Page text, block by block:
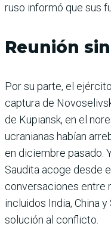
ruso informó que sus
Reunión
Por su parte, el
captura de
de Kupiansk, en el
ucranianas habían
en diciembre pasado.
Saudita acoge desde
conversaciones entre
incluidos India, China
solución al conflicto.